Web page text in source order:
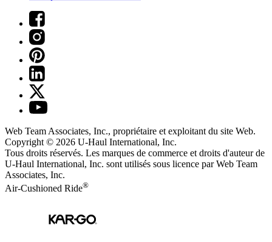
Web Team Associates, Inc., propriétaire et exploitant du site Web.
Copyright © 2026 U-Haul International, Inc.
Tous droits réservés. Les marques de commerce et droits d'auteur de
U-Haul International, Inc. sont utilisés sous licence par Web Team
Associates, Inc.
Air-Cushioned Ride®